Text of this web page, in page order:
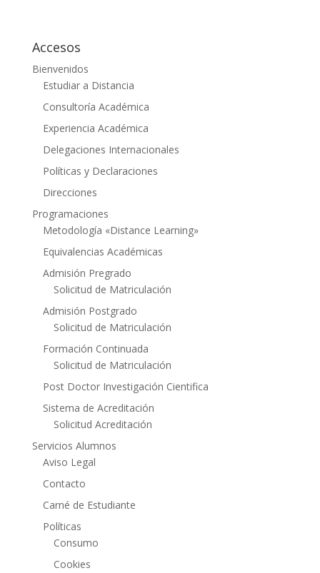
Accesos
Bienvenidos
Estudiar a Distancia
Consultoría Académica
Experiencia Académica
Delegaciones Internacionales
Políticas y Declaraciones
Direcciones
Programaciones
Metodología «Distance Learning»
Equivalencias Académicas
Admisión Pregrado
Solicitud de Matriculación
Admisión Postgrado
Solicitud de Matriculación
Formación Continuada
Solicitud de Matriculación
Post Doctor Investigación Cientifica
Sistema de Acreditación
Solicitud Acreditación
Servicios Alumnos
Aviso Legal
Contacto
Carné de Estudiante
Políticas
Consumo
Cookies